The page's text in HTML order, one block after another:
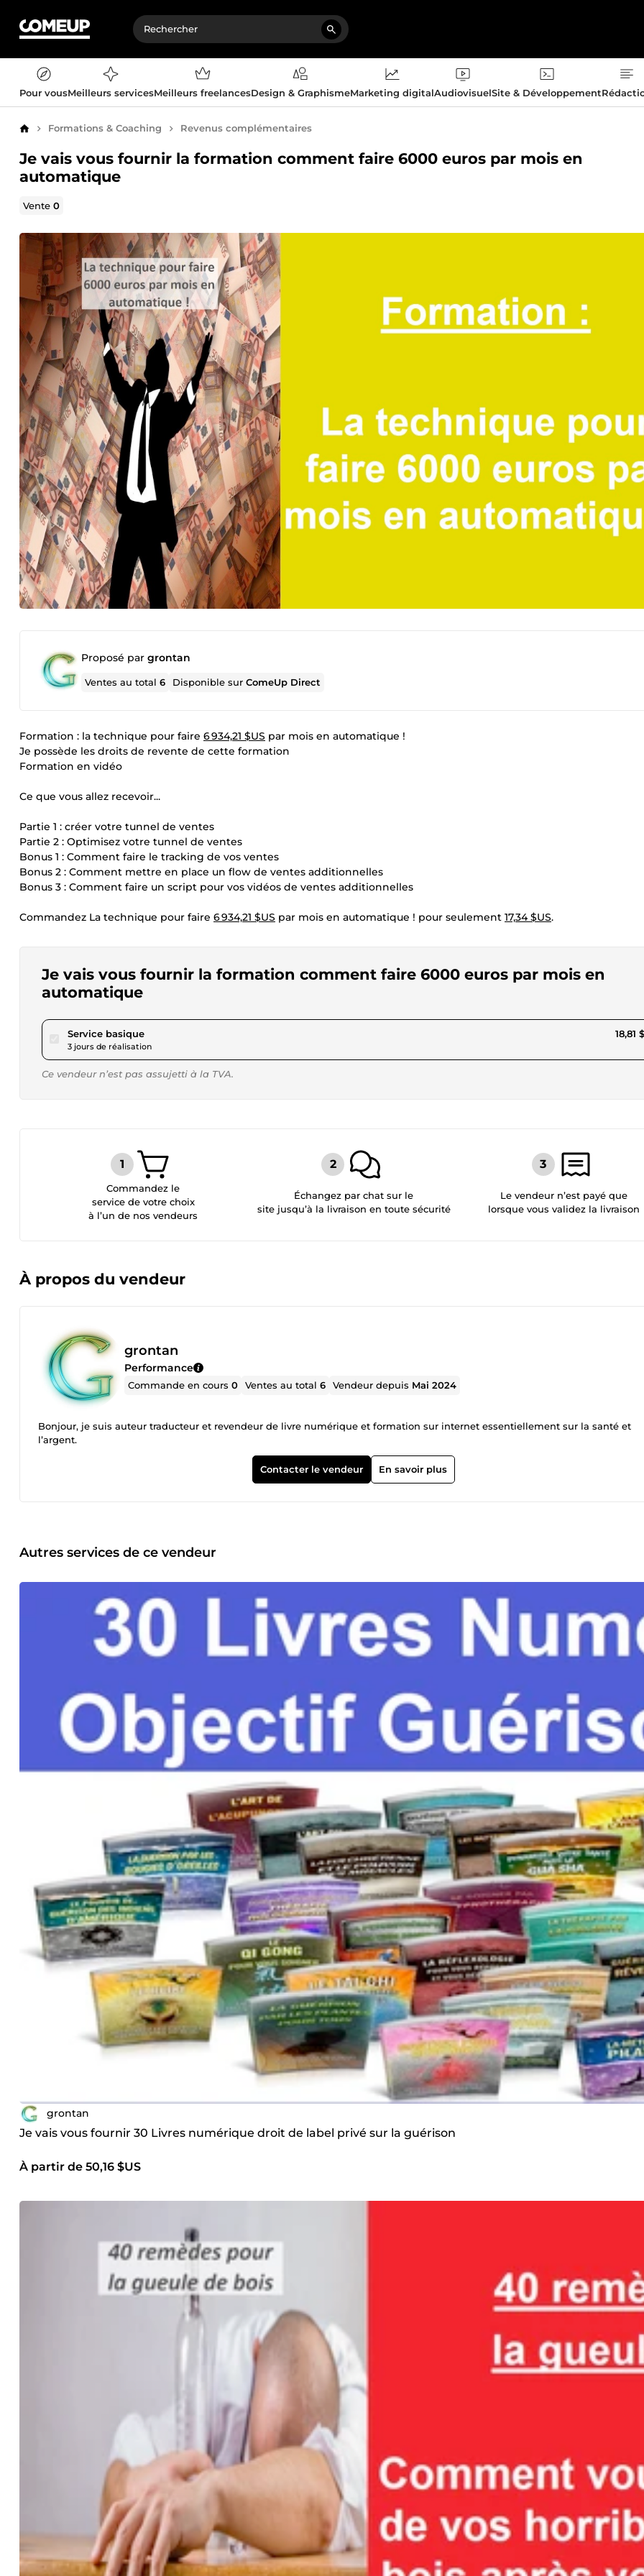
Pour vousMeilleurs servicesMeilleurs freelancesDesign & GraphismeMarketing digitalAudiovisuelSite & Développement
AccueilFormations & Coaching Revenus complémentaires
Je vais vous fournir la formation comment faire 6000 euros par mois en
automatique
Vente0
Proposé par grontan
Ventes au total6 Disponible surComeUp Direct
Formation : la technique pour faire 6 934,21 $US par mois en automatique !
Je possède les droits de revente de cette formation
Formation en vidéo
Ce que vous allez recevoir...
Partie 1 : créer votre tunnel de ventes
Partie 2 : Optimisez votre tunnel de ventes
Bonus 1 : Comment faire le tracking de vos ventes
Bonus 2 : Comment mettre en place un flow de ventes additionnelles
Bonus 3 : Comment faire un script pour vos vidéos de ventes additionnelles
Commandez La technique pour faire 6 934,21 $US par mois en automatique ! pour seulement 17,34 $US.
Je vais vous fournir la formation comment faire 6000 euros par mois en
automatique
Service basiquepour 17,34 $US
3 jours de réalisation
18,81
Ce vendeur n’est pas assujetti à la TVA.
Commandez le
service de votre choix
à l’un de nos vendeurs
Échangez par chat sur le
site jusqu’à la livraison en toute sécurité
Le vendeur n’est payé que
lorsque vous validez la livraison
À propos du vendeur
grontan
Performance
Commande en cours0 Ventes au total6 Vendeur depuis Mai 2024
Bonjour, je suis auteur traducteur et revendeur de livre numérique et formation sur internet essentiellement sur la santé et
l’argent.
Contacter le vendeur En savoir plus
Autres services de ce vendeur
grontan
Je vais vous fournir 30 Livres numérique droit de label privé sur la guérison
À partir de 50,16 $US